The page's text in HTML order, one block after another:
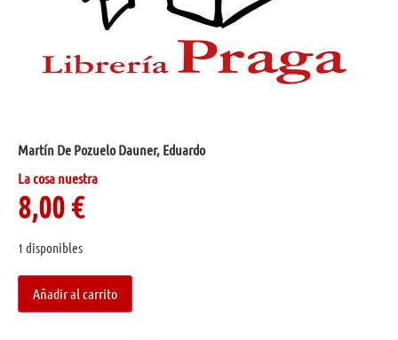
Martín De Pozuelo Dauner, Eduardo
La cosa nuestra
8,00€
1 disponibles
Añadir al carrito